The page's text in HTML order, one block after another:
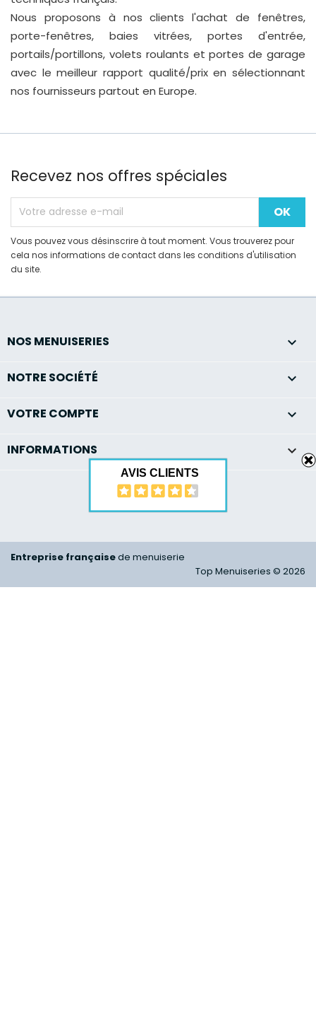
Nous proposons à nos clients l'achat de fenêtres,
porte-fenêtres, baies vitrées, portes d'entrée,
portails/portillons, volets roulants et portes de garage
avec le meilleur rapport qualité/prix en sélectionnant
nos fournisseurs partout en Europe.
Recevez nos offres spéciales
Vous pouvez vous désinscrire à tout moment. Vous trouverez pour
cela nos informations de contact dans les conditions d'utilisation
du site.
NOS MENUISERIES 
NOTRE SOCIÉTÉ 
VOTRE COMPTE 
INFORMATIONS keyboard_arrow_down
AVIS CLIENTS
Entreprise françaisede menuiserie
Top Menuiseries © 2026